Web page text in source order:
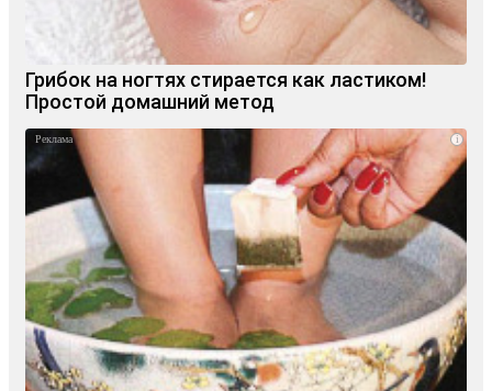
Грибок на ногтях стирается как ластиком!
Простой домашний метод
i